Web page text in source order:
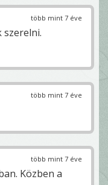
több mint 7 éve
szerelni.
több mint 7 éve
több mint 7 éve
Közben a